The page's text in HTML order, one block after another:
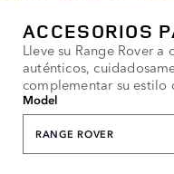
ACCESORIOS
Lleve su Range Rover
auténticos,
complementar su estilo
Model
RANGE ROVER